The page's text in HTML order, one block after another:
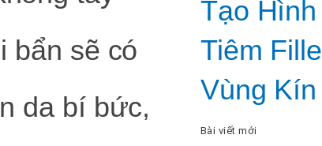
bẩn sẽ có
da bí bức,
Tạo
Tiêm
Vùng Kín
Bài viết mới